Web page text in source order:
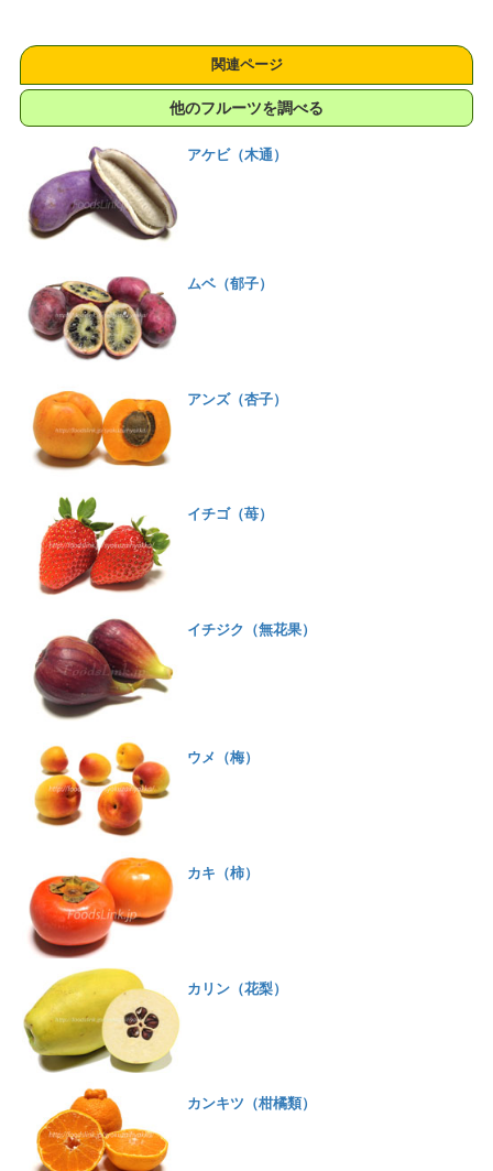
関連ページ
他のフルーツを調べる
アケビ（木通）
ムベ（郁子）
アンズ（杏子）
イチゴ（苺）
イチジク（無花果）
ウメ（梅）
カキ（柿）
カリン（花梨）
カンキツ（柑橘類）